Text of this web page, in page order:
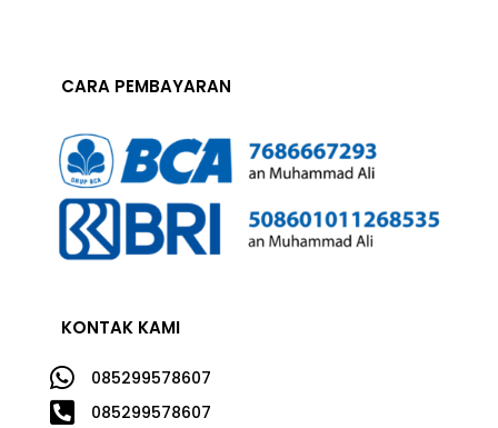
CARA PEMBAYARAN
KONTAK KAMI
 085299578607
 085299578607